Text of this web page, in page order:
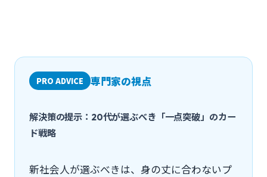
PRO ADVICE 専門家の視点
解決策の提示：20代が選ぶべき「一点突破」のカー
ド戦略
新社会人が選ぶべきは、身の丈に合わないプ